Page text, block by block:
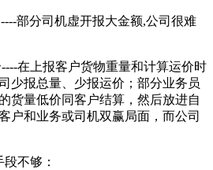
部分司机虚开报大金额,公司很难
在上报客户货物重量和计算运价时
少报总量、少报运价；部分业务员
货量低价同客户结算，然后放进自
户和业务或司机双赢局面，而公司
段不够：